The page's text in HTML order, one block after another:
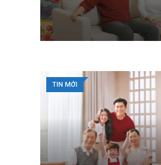
TIN MỚI